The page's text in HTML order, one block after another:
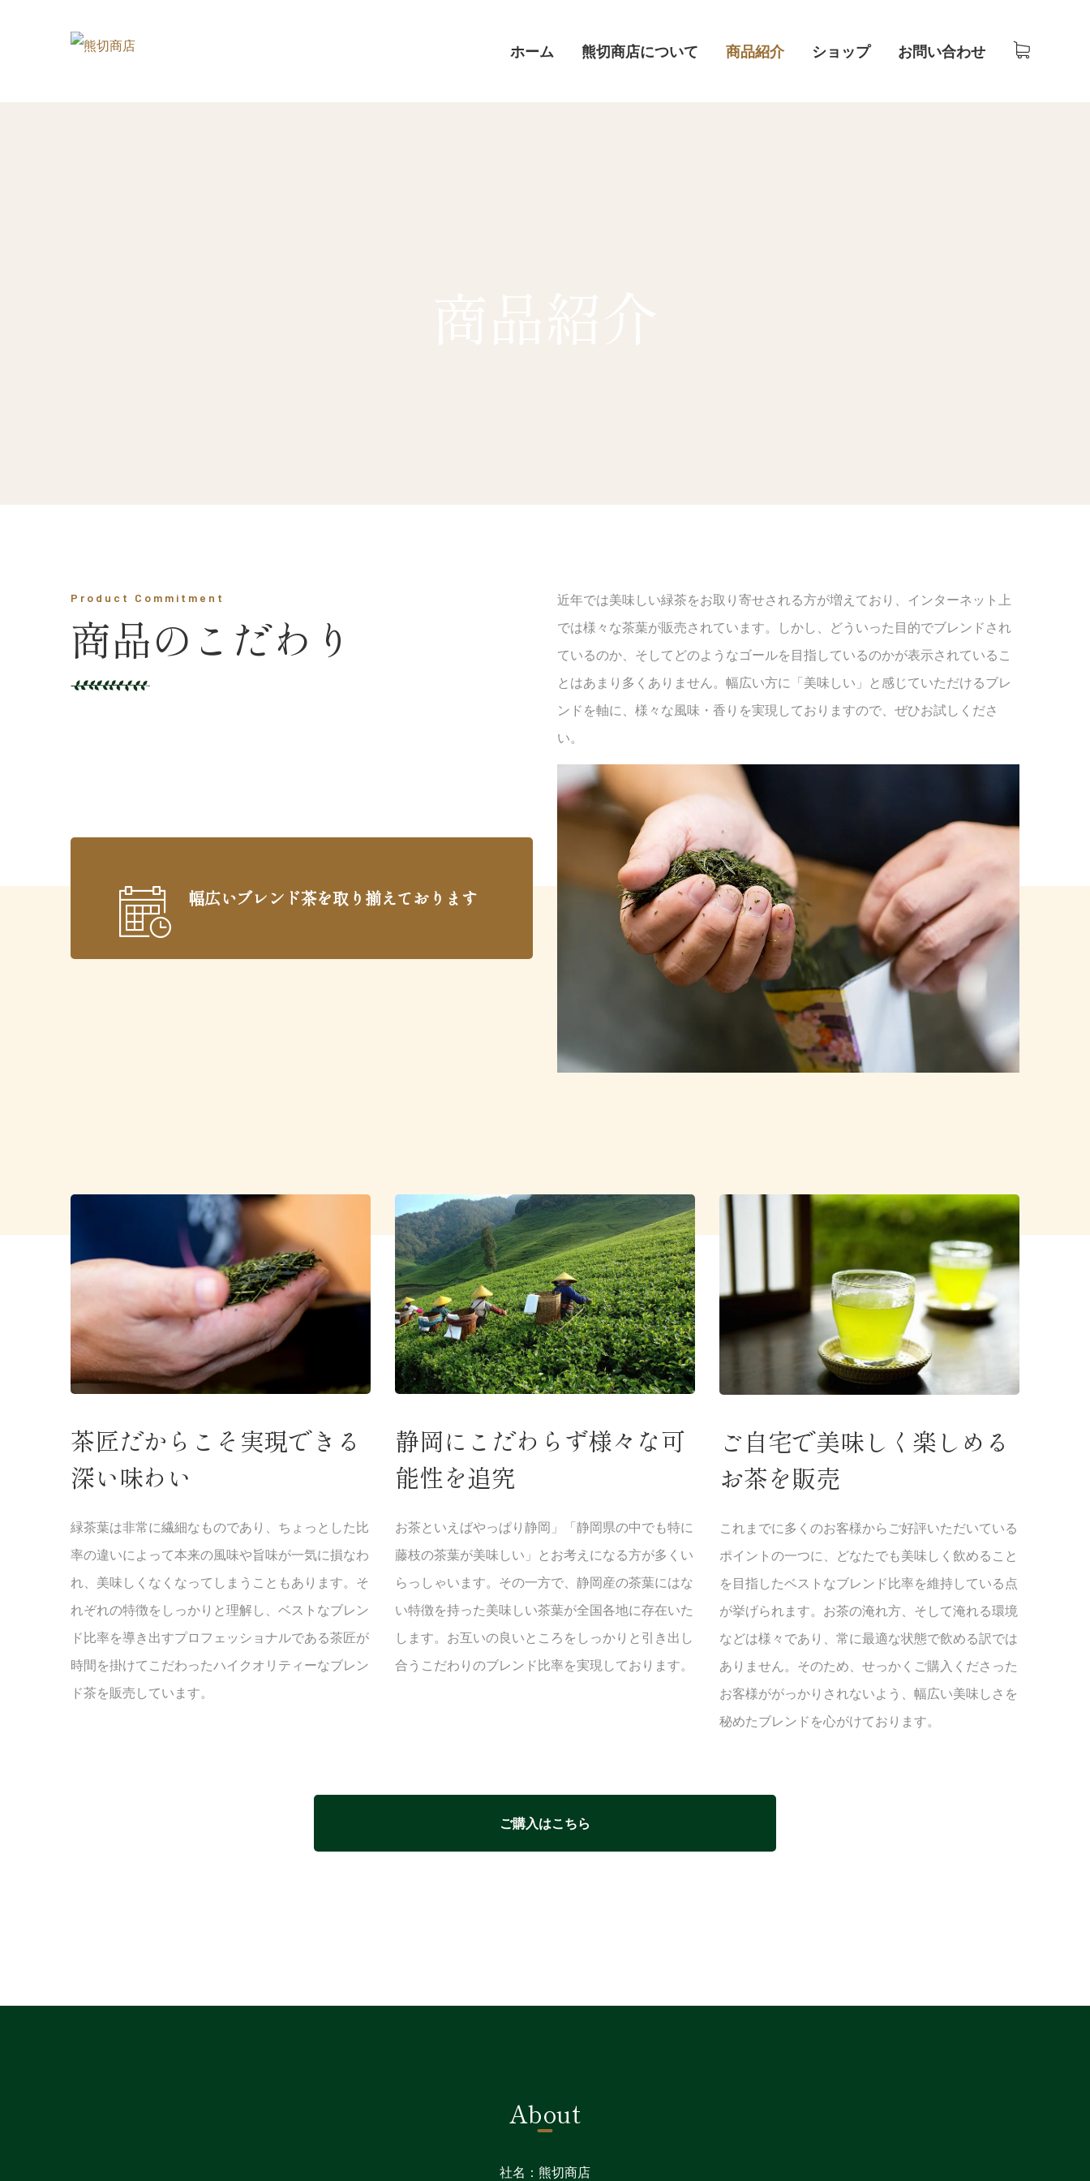
ホーム 熊切商店について 商品紹介 ショップ お問い合わせ
Product Commitment
商品のこだわり
近年では美味しい緑茶をお取り寄せされる方が増えており、インターネット上
では様々な茶葉が販売されています。しかし、どういった目的でブレンドされ
ているのか、そしてどのようなゴールを目指しているのかが表示されているこ
とはあまり多くありません。幅広い方に「美味しい」と感じていただけるブレ
ンドを軸に、様々な風味・香りを実現しておりますので、ぜひお試しくださ
い。
幅広いブレンド茶を取り揃えております
茶匠だからこそ実現できる
深い味わい
緑茶葉は非常に繊細なものであり、ちょっとした比
率の違いによって本来の風味や旨味が一気に損なわ
れ、美味しくなくなってしまうこともあります。そ
れぞれの特徴をしっかりと理解し、ベストなブレン
ド比率を導き出すプロフェッショナルである茶匠が
時間を掛けてこだわったハイクオリティーなブレン
ド茶を販売しています。
静岡にこだわらず様々な可
能性を追究
お茶といえばやっぱり静岡」「静岡県の中でも特に
藤枝の茶葉が美味しい」とお考えになる方が多くい
らっしゃいます。その一方で、静岡産の茶葉にはな
い特徴を持った美味しい茶葉が全国各地に存在いた
します。お互いの良いところをしっかりと引き出し
合うこだわりのブレンド比率を実現しております。
ご自宅で美味しく楽しめる
お茶を販売
これまでに多くのお客様からご好評いただいている
ポイントの一つに、どなたでも美味しく飲めること
を目指したベストなブレンド比率を維持している点
が挙げられます。お茶の淹れ方、そして淹れる環境
などは様々であり、常に最適な状態で飲める訳では
ありません。そのため、せっかくご購入くださった
お客様ががっかりされないよう、幅広い美味しさを
秘めたブレンドを心がけております。
ご購入はこちら
About
社名：熊切商店